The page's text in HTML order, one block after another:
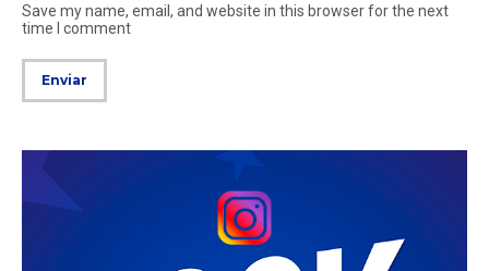
Save my name, email, and website in this browser for the next
time I comment